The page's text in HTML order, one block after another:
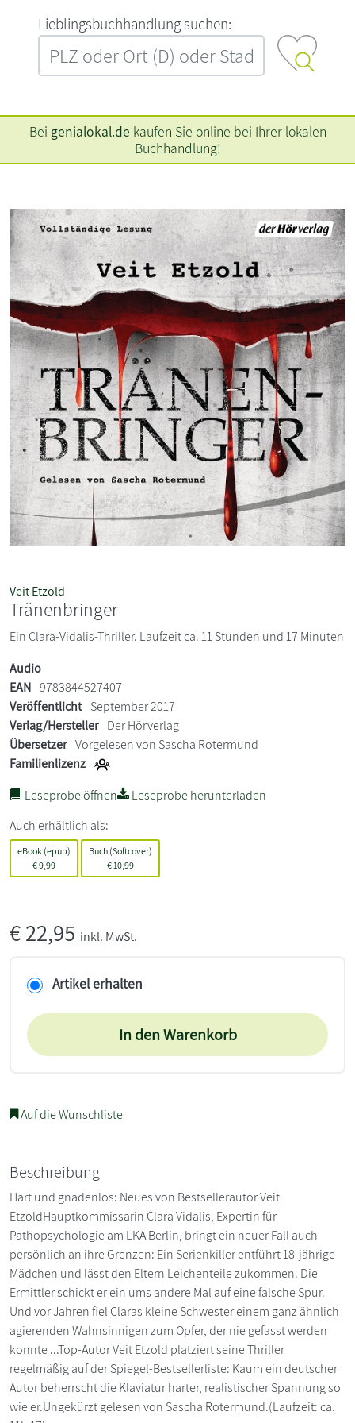
L‍i‍e‍b‍l‍i‍n‍g‍s‍b‍u‍c‍h‍h‍a‍n‍d‍l‍u‍n‍g‍ ‍s‍u‍c‍h‍e‍n‍:‍
Bei genialokal.de kaufen Sie online bei Ihrer lokalen
Buchhandlung!
Veit Etzold
Tränenbringer
Ein Clara-Vidalis-Thriller. Laufzeit ca. 11 Stunden und 17 Minuten
Audio
EAN 9783844527407
Veröffentlicht September 2017
Verlag/Hersteller Der Hörverlag
Übersetzer Vorgelesen von Sascha Rotermund
Familienlizenz
Leseprobe öffnen
Leseprobe herunterladen
Auch erhältlich als:
eBook (epub)
€9,99
Buch (Softcover)
€ 10,99
€22,95 inkl. MwSt.
Artikel erhalten
In den Warenkorb
Auf die Wunschliste
Beschreibung
Hart und gnadenlos: Neues von Bestsellerautor Veit
EtzoldHauptkommissarin Clara Vidalis, Expertin für
Pathopsychologie am LKA Berlin, bringt ein neuer Fall auch
persönlich an ihre Grenzen: Ein Serienkiller entführt 18-jährige
Mädchen und lässt den Eltern Leichenteile zukommen. Die
Ermittler schickt er ein ums andere Mal auf eine falsche Spur.
Und vor Jahren fiel Claras kleine Schwester einem ganz ähnlich
agierenden Wahnsinnigen zum Opfer, der nie gefasst werden
konnte ...Top-Autor Veit Etzold platziert seine Thriller
regelmäßig auf der Spiegel-Bestsellerliste: Kaum ein deutscher
Autor beherrscht die Klaviatur harter, realistischer Spannung so
wie er.Ungekürzt gelesen von Sascha Rotermund.(Laufzeit: ca.